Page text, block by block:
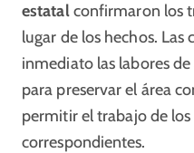
estatalconfirmaron los
lugar de los hechos.
inmediato las labores
para preservar el área
permitir el trabajo de los
correspondientes.